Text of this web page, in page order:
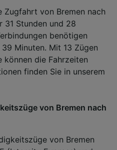
von Bremen nach
31 Stunden und 28
benötigen
Minuten. Mit 13 Zügen
können die Fahrzeiten
finden Sie in unserem
von Bremen nach
von Bremen